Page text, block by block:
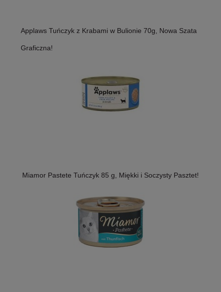
Applaws Tuńczyk z Krabami w Bulionie 70g, Nowa Szata
Graficzna!
Miamor Pastete Tuńczyk 85 g, Miękki i Soczysty Pasztet!